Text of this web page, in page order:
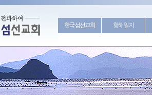
한국섬선교회 항해일지